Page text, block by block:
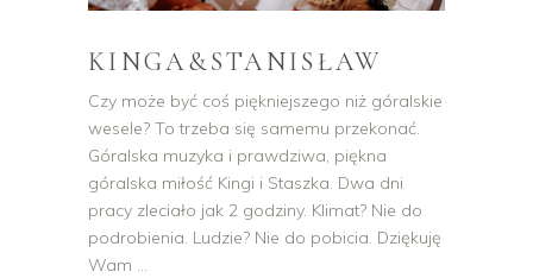
KINGA&STANISŁAW
Czy może być coś piękniejszego niż góralskie
wesele? To trzeba się samemu przekonać.
Góralska muzyka i prawdziwa, piękna
góralska miłość Kingi i Staszka. Dwa dni
pracy zleciało jak 2 godziny. Klimat? Nie do
podrobienia. Ludzie? Nie do pobicia. Dziękuję
Wam